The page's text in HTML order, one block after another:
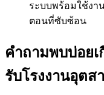
ระบบพร้อมใช้งา
ตอนที่ซับซ้อน
คำถามพบบ่อยเ
รับโรงงานอุตส